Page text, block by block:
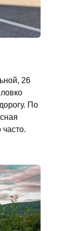
26
По
часто.